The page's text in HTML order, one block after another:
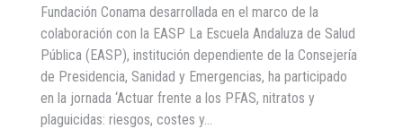
Fundación Conama desarrollada en el marco de la
colaboración con la EASP La Escuela Andaluza de Salud
Pública (EASP), institución dependiente de la Consejería
de Presidencia, Sanidad y Emergencias, ha participado
en la jornada ‘Actuar frente a los PFAS, nitratos y
plaguicidas: riesgos, costes y…